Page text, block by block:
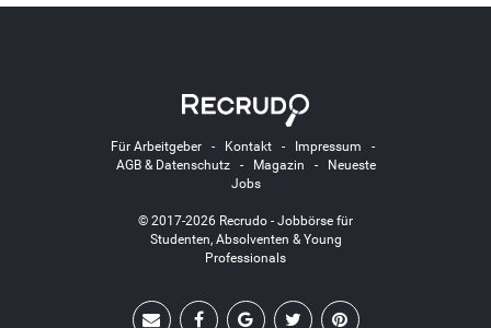
Für Arbeitgeber- Kontakt- Impressum -
AGB & Datenschutz- Magazin -
Neueste
Jobs
© 2017-2026 Recrudo - Jobbörse für
Studenten, Absolventen & Young
Professionals